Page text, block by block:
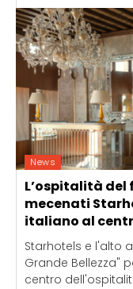
News
L’ospitalità del
mecenati
italiano al
Starhotels e l'alto
Grande Bellezza"
centro